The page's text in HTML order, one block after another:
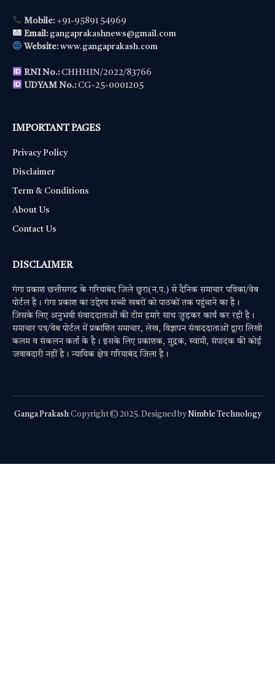
Mobile:+91-95891 54969
Email: gangaprakashnews@gmail.com
Website: www.gangaprakash.com
RNI No.:CHHHIN/2022/83766
UDYAM No.:CG-25-0001205
IMPORTANT PAGES
Privacy Policy
Disclaimer
Term & Conditions
About Us
Contact Us
DISCLAIMER
गंगा प्रकाश छत्तीसगढ के गरियाबंद जिले छुरा(न.प.) से दैनिक समाचार पत्रिका/वेब
पोर्टल है। गंगा प्रकाश का उद्देश्य सच्ची खबरों को पाठकों तक पहुंचाने का है।
जिसके लिए अनुभवी संवाददाताओं की टीम हमारे साथ जुड़कर कार्य कर रही है।
समाचार पत्र/वेब पोर्टल में प्रकाशित समाचार, लेख, विज्ञापन संवाददाताओं द्वारा लिखी
कलम व संकलन कर्ता के है। इसके लिए प्रकाशक, मुद्रक, स्वामी, संपादक की कोई
जवाबदारी नहीं है। न्यायिक क्षेत्र गरियाबंद जिला है।
Ganga Prakash Copyright © 2025. Designed byNimble Technology